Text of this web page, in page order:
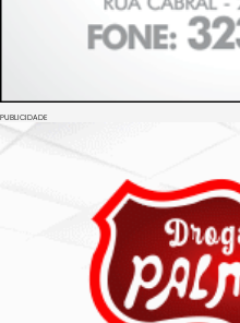
PUBLICIDADE